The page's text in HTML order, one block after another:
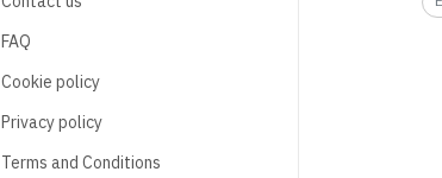
FAQ
Cookie policy
Privacy policy
Terms and Conditions